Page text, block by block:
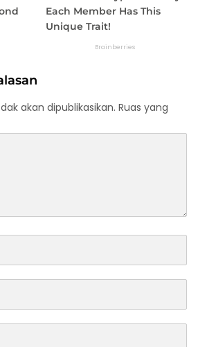
akan dipublikasikan. Ruas yang